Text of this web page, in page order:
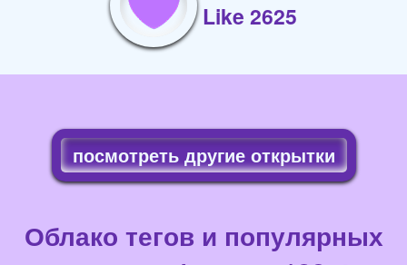
Like 2625
посмотреть другие открытки
Облако тегов и популярных